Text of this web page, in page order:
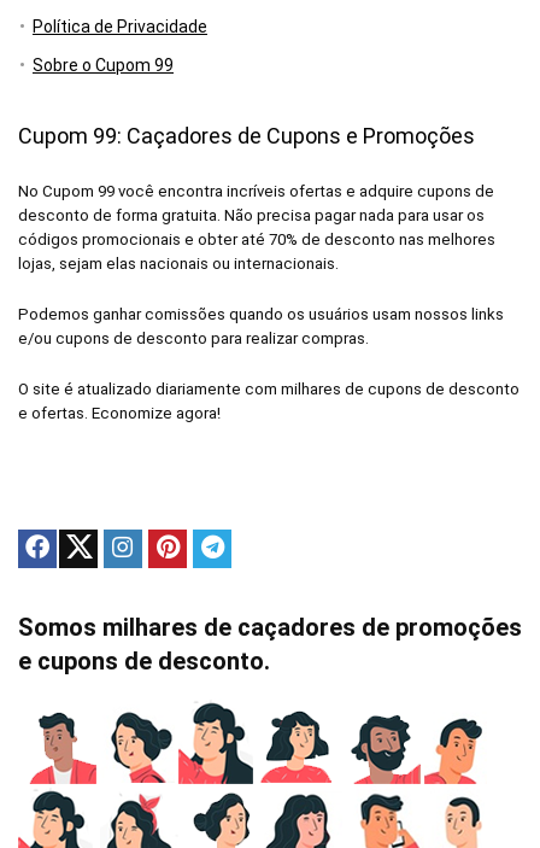
Política de Privacidade
Sobre o Cupom 99
Cupom 99: Caçadores de Cupons e Promoções
No Cupom 99 você encontra incríveis ofertas e adquire cupons de
desconto de forma gratuita. Não precisa pagar nada para usar os
códigos promocionais e obter até 70% de desconto nas melhores
lojas, sejam elas nacionais ou internacionais.
Podemos ganhar comissões quando os usuários usam nossos links
e/ou cupons de desconto para realizar compras.
O site é atualizado diariamente com milhares de cupons de desconto
e ofertas. Economize agora!
Somos milhares de caçadores de promoções
e cupons de desconto.